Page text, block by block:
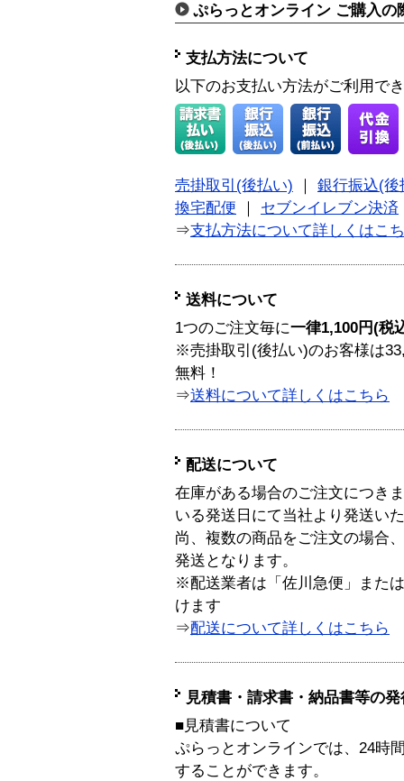
ぷらっとオンライン ご購入の
支払方法について
以下のお支払い方法がご利用で
売掛取引(後払い)
銀行振込(後
換宅配便
セブンイレブン決済
⇒支払方法について詳しくはこ
送料について
1つのご注文毎に一律1,100円(税
※売掛取引(後払い)のお客様は
無料！
⇒送料について詳しくはこちら
配送について
在庫がある場合のご注文につき
いる発送日にて当社より発送い
尚、複数の商品をご注文の場合
発送となります。
※配送業者は「佐川急便」また
けます
⇒配送について詳しくはこちら
見積書・請求書・納品書等の
■見積書について
ぷらっとオンラインでは、24時
することができます。